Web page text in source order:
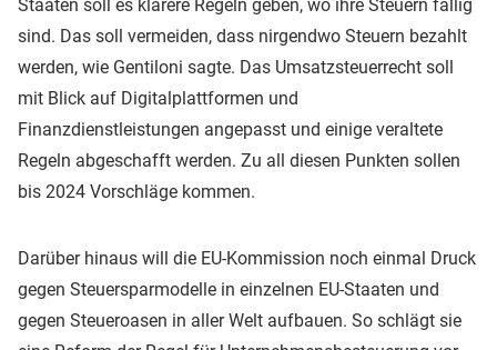
Staaten soll es klarere Regeln geben, wo ihre Steuern fällig
sind. Das soll vermeiden, dass nirgendwo Steuern bezahlt
werden, wie Gentiloni sagte. Das Umsatzsteuerrecht soll
mit Blick auf Digitalplattformen und
Finanzdienstleistungen angepasst und einige veraltete
Regeln abgeschafft werden. Zu all diesen Punkten sollen
bis 2024 Vorschläge kommen.
Darüber hinaus will die EU-Kommission noch einmal Druck
gegen Steuersparmodelle in einzelnen EU-Staaten und
gegen Steueroasen in aller Welt aufbauen. So schlägt sie